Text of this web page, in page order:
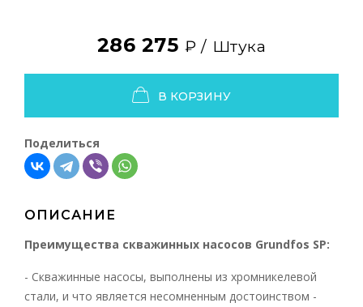
286 275 ₽ / Штука
В КОРЗИНУ
Поделиться
ОПИСАНИЕ
Преимущества скважинных насосов Grundfos SP:
- Скважинные насосы, выполнены из хромникелевой
стали, и что является несомненным достоинством -